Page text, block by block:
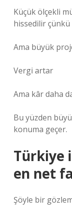
Küçük ölçekli
hissedilir çünkü
Ama büyük
Vergi artar
Ama kâr daha
Bu yüzden
konuma geçer.
Türkiye
en net
Şöyle bir